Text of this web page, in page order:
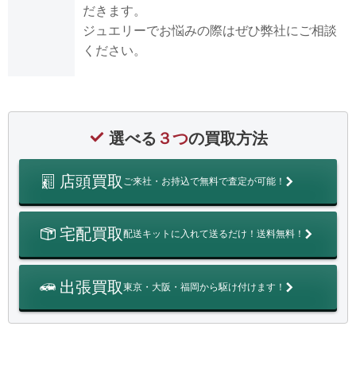
だきます。
ジュエリーでお悩みの際はぜひ弊社にご相談
ください。
選べる ３つの買取方法
店頭買取 ご来社・お持込で無料で査定が可能！
宅配買取配送キットに入れて送るだけ！送料無料！
出張買取東京・大阪・福岡から駆け付けます！